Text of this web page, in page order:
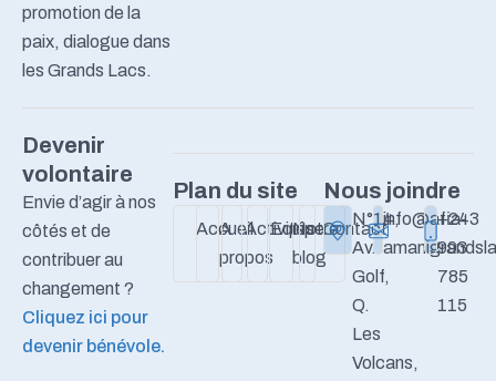
promotion de la
paix, dialogue dans
les Grands Lacs.
Devenir
volontaire
Envie d’agir à nos
côtés et de
contribuer au
changement ?
Cliquez ici pour
devenir bénévole.
Plan du site
Accueil
A
propos
Activités
Equipe
Notre
blog
Contact
Nous joindre
N°14,
Av.
Golf,
Q.
Les
Volcans,
info@afia-
+243
993
785
115